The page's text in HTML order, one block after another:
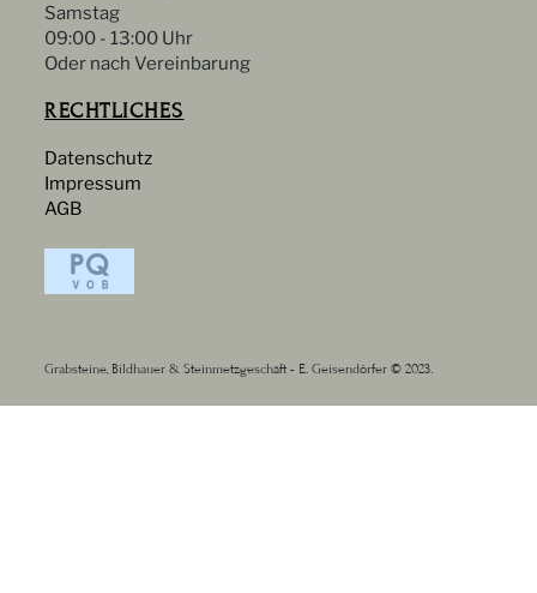
Samstag
09:00 - 13:00 Uhr
Oder nach Vereinbarung
RECHTLICHES
Datenschutz
Impressum
AGB
Grabsteine, Bildhauer & Steinmetzgeschäft - E. Geisendörfer © 2023.